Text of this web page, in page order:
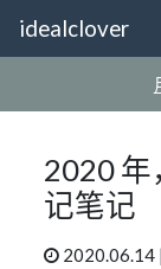
idealclover
2020 年
记笔记